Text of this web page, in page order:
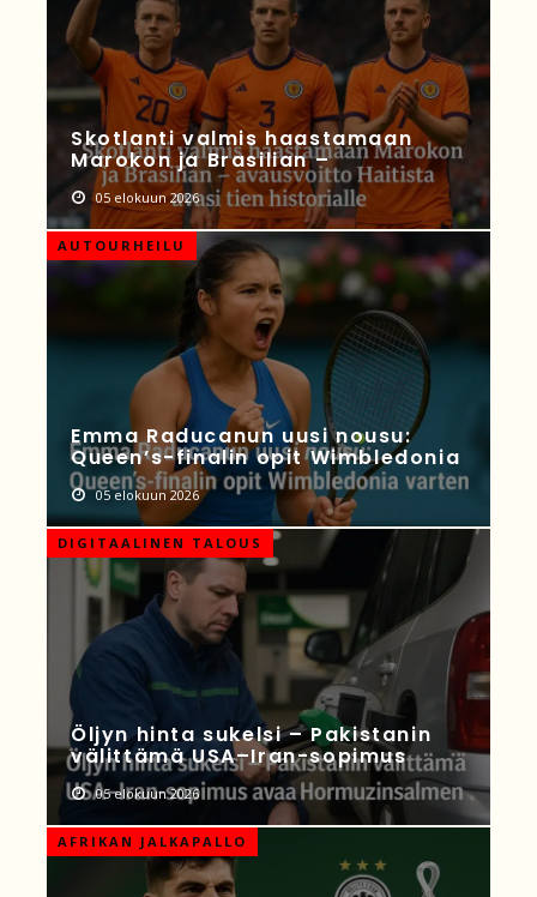
Skotlanti valmis haastamaan
Marokon ja Brasilian –
05 elokuun 2026
AUTOURHEILU
Emma Raducanun uusi nousu:
Queen’s-finalin opit Wimbledonia
05 elokuun 2026
DIGITAALINEN TALOUS
Öljyn hinta sukelsi – Pakistanin
välittämä USA–Iran-sopimus
05 elokuun 2026
AFRIKAN JALKAPALLO